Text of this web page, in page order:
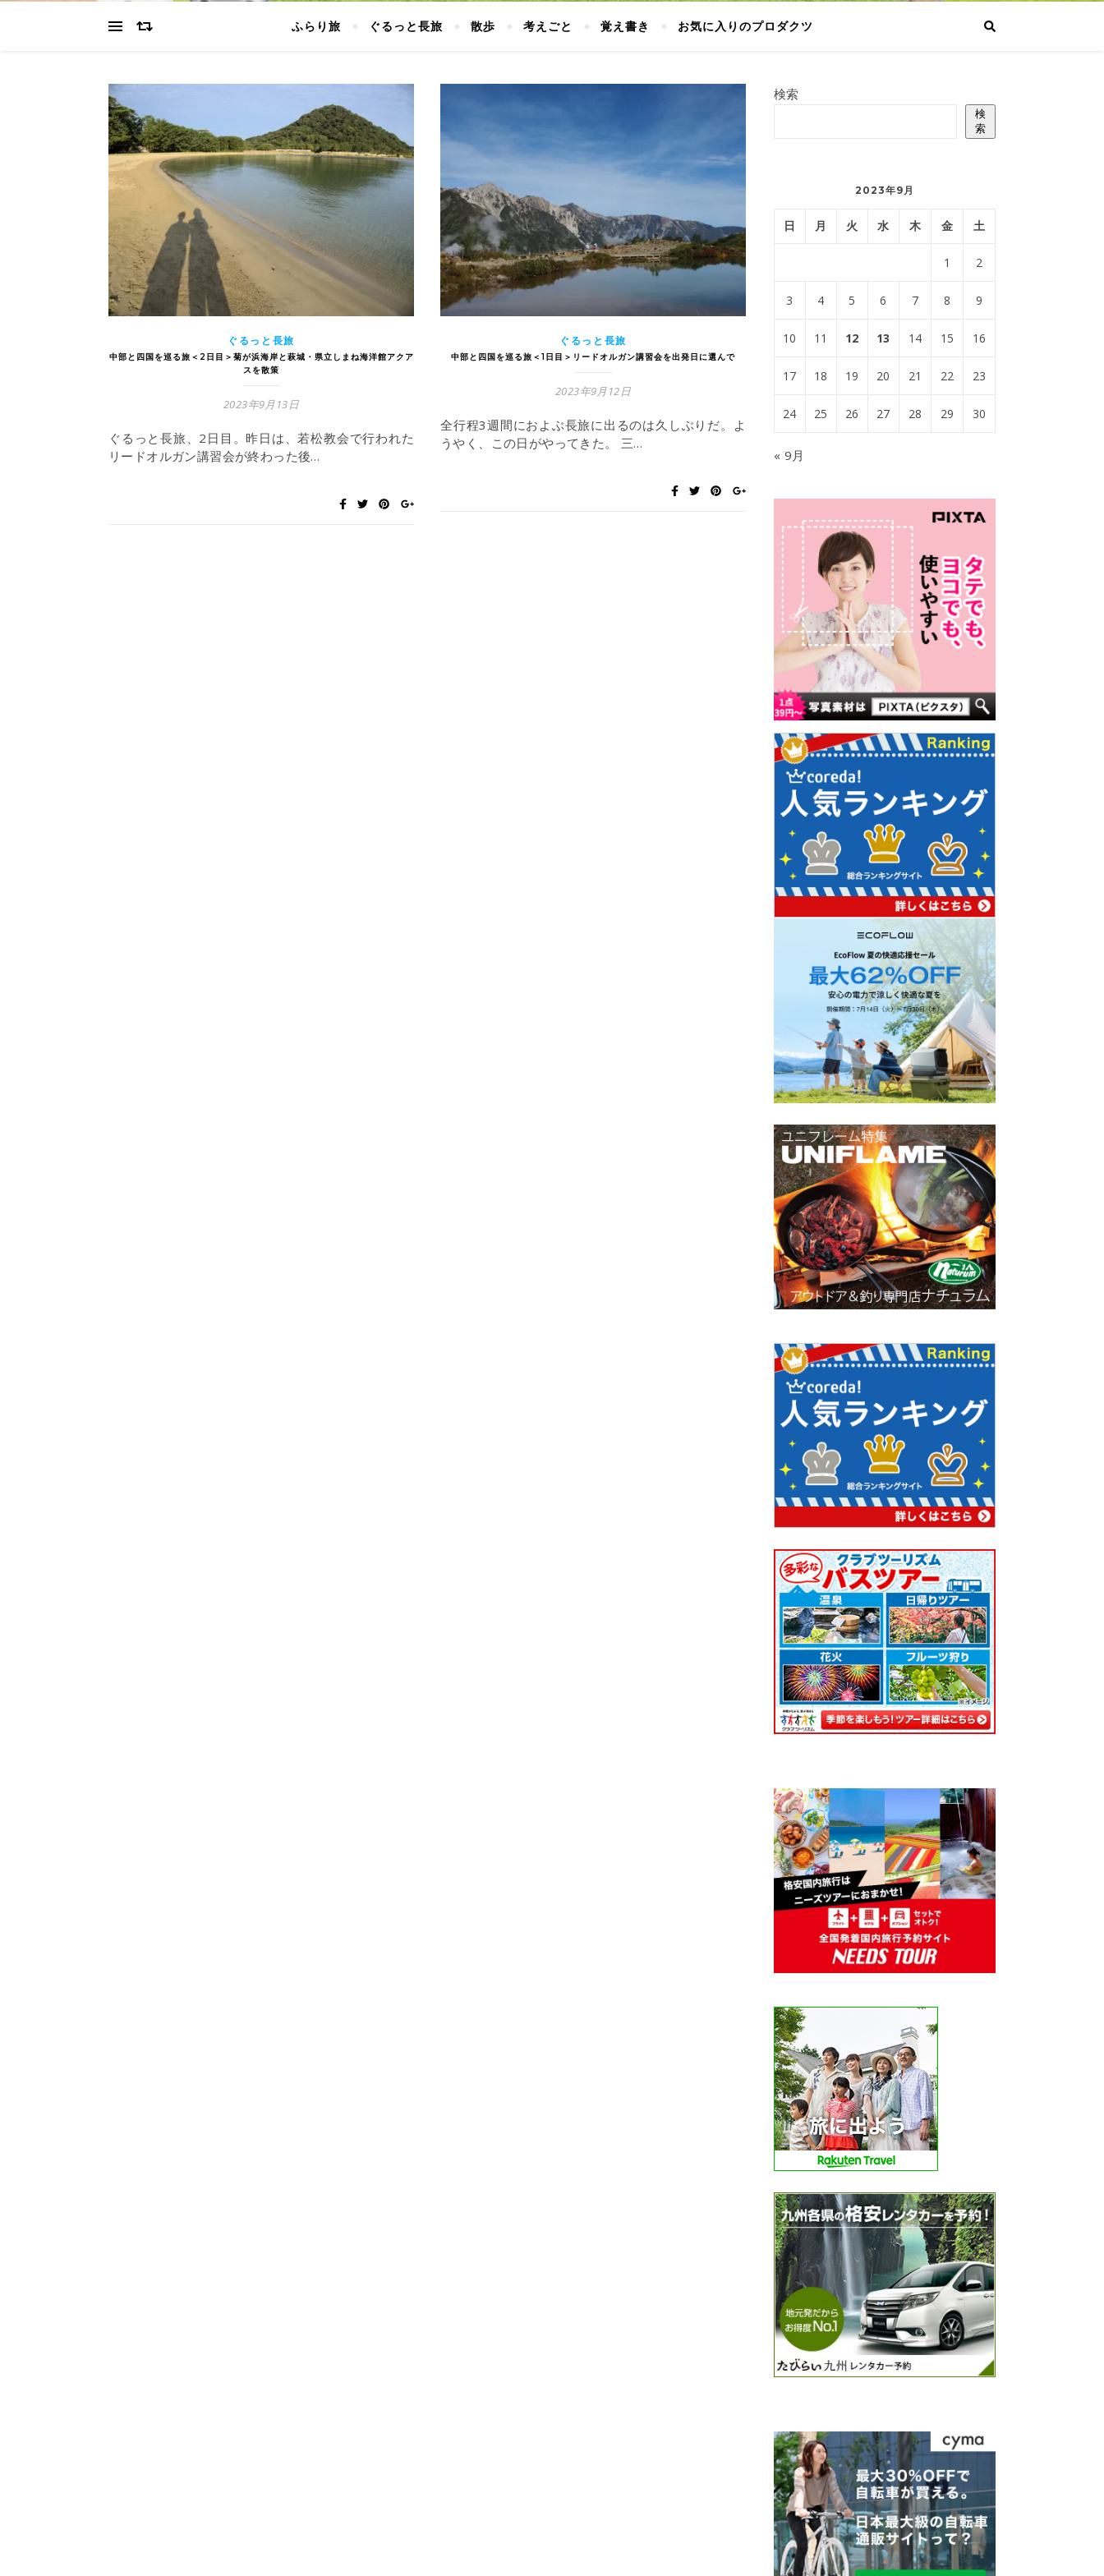
ふらり旅 ぐるっと長旅 散歩 考えごと 覚え書き お気に入りのプロダクツ
ぐるっと長旅
中部と四国を巡る旅＜2日目＞菊が浜海岸と萩城・県立しまね海洋館アクア
スを散策
2023年9月13日
ぐるっと長旅、2日目。昨日は、若松教会で行われた
リードオルガン講習会が終わった後…
ぐるっと長旅
中部と四国を巡る旅＜1日目＞リードオルガン講習会を出発日に選んで
2023年9月12日
全行程3週間におよぶ長旅に出るのは久しぶりだ。よ
うやく、この日がやってきた。 三…
検索
検
索
2023年9月
日 月 火 水 木 金 土
1 2
3 4 5 6 7 8 9
10 11 12 13 14 15 16
17 18 19 20 21 22 23
24 25 26 27 28 29 30
« 9月